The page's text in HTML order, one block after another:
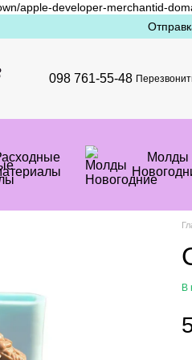
apple-developer-merchantid-
098 761-55-48
Mолды
В